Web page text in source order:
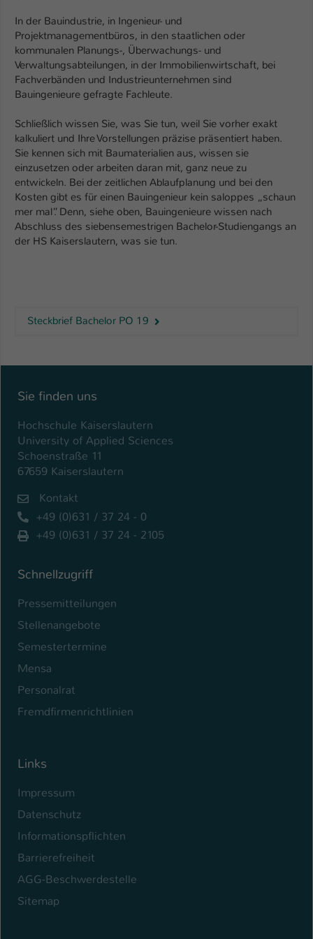
In der Bauindustrie, in Ingenieur- und
Projektmanagementbüros, in den staatlichen oder
kommunalen Planungs-, Überwachungs- und
Verwaltungsabteilungen, in der Immobilienwirtschaft, bei
Fachverbänden und Industrieunternehmen sind
Bauingenieure gefragte Fachleute.
Schließlich wissen Sie, was Sie tun, weil Sie vorher exakt
kalkuliert und Ihre Vorstellungen präzise präsentiert haben.
Sie kennen sich mit Baumaterialien aus, wissen sie
einzusetzen oder arbeiten daran mit, ganz neue zu
entwickeln. Bei der zeitlichen Ablaufplanung und bei den
Kosten gibt es für einen Bauingenieur kein saloppes „schaun
mer mal”. Denn, siehe oben, Bauingenieure wissen nach
Abschluss des siebensemestrigen Bachelor-Studiengangs an
der HS Kaiserslautern, was sie tun.
Steckbrief Bachelor PO 19
Sie finden uns
Hochschule Kaiserslautern
University of Applied Sciences
Schoenstraße 11
67659 Kaiserslautern
Kontakt
+49 (0)631 / 37 24 - 0
+49 (0)631 / 37 24 - 2105
Schnellzugriff
Pressemitteilungen
Stellenangebote
Semestertermine
Mensa
Personalrat
Fremdfirmenrichtlinien
Links
Impressum
Datenschutz
Informationspflichten
Barrierefreiheit
AGG-Beschwerdestelle
Sitemap
Zweck
generierte ID, für die historische
Speicherung Ihrer vorgenommen
Einstellungen, falls der Webseiten-
Betreiber dies eingestellt hat.
Anbieter TYPO3
Laufzeit 1 Woche
Zweck
Dieses Cookie ist ein Standard-Session-
Cookie von TYPO3. Es speichert im Fall
eines Intranet-Logins die Session-ID. So
kann der eingeloggte Benutzer
Anbieter TYPO3
Laufzeit
Zweck
Dieser Cookie teilt der Webseite mit, ob
ein Besucher im Typo3-Backend
angemeldet ist und Rechte besitzt diese
zu verwalten.